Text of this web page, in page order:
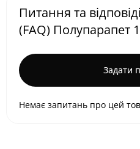
Питання та відповіді
(FAQ) Полупарапет
Задати
Немає запитань про цей